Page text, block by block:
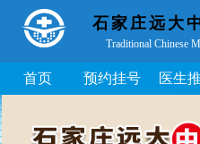
石家庄远大
Traditional Chinese
首页 预约挂号 医生